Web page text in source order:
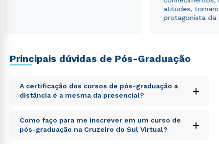
atitudes,
protagonista da
Principais dúvidas de Pós-Graduação
A certificação dos cursos de pós-graduação a
distância é a mesma da presencial?
+
Sed ut perspiciatis unde omnis iste natus error sit
voluptatem accusantium doloremque laudantium,
totam rem aperiam, eaque ipsa quae ab illo inventore
Como faço para me inscrever em um curso de
pós-graduação na Cruzeiro do Sul Virtual?
+